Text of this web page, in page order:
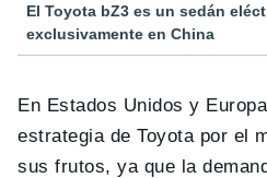
El Toyota bZ3 es un sedán
exclusivamente en China
En Estados Unidos y
estrategia de Toyota por el
sus frutos, ya que la